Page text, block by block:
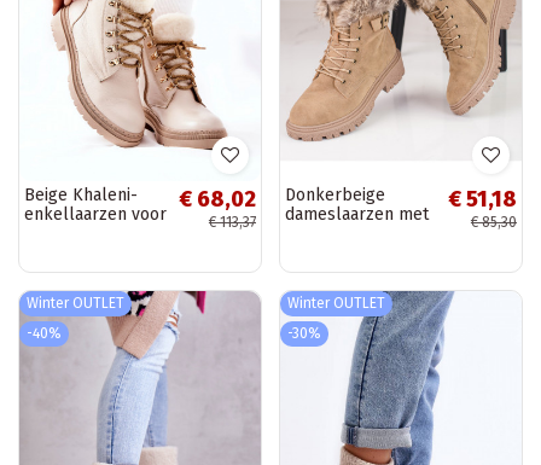
Beige Khaleni-
enkellaarzen voor
€ 68,02
€ 113,37
Donkerbeige
dameslaarzen met
€ 51,18
€ 85,30
Winter OUTLET
-40%
Winter OUTLET
-30%